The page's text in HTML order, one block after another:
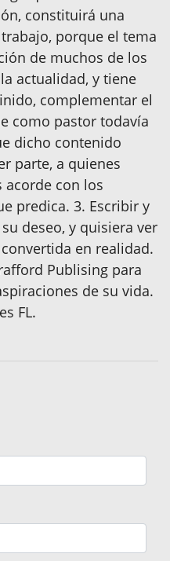
constituirá una
porque el tema
de muchos de los
actualidad, y tiene
complementar el
como pastor todavía
dicho contenido
parte, a quienes
acorde con los
predica. 3. Escribir y
deseo, y quisiera ver
en realidad.
Publising para
de su vida.
FL.